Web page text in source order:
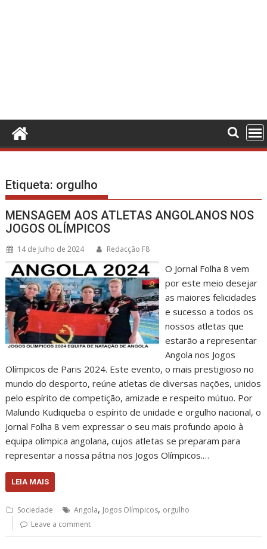
Etiqueta: orgulho
MENSAGEM AOS ATLETAS ANGOLANOS NOS
JOGOS OLÍMPICOS
14 de Julho de 2024 Redacção F8
O Jornal Folha 8 vem
por este meio desejar
as maiores felicidades
e sucesso a todos os
nossos atletas que
estarão a representar
Angola nos Jogos
Olímpicos de Paris 2024. Este evento, o mais prestigioso no
mundo do desporto, reúne atletas de diversas nações, unidos
pelo espírito de competição, amizade e respeito mútuo. Por
Malundo Kudiqueba o espírito de unidade e orgulho nacional, o
Jornal Folha 8 vem expressar o seu mais profundo apoio à
equipa olímpica angolana, cujos atletas se preparam para
representar a nossa pátria nos Jogos Olímpicos.…
LEIA MAIS
Sociedade Angola, Jogos Olímpicos, orgulho
Leave a comment